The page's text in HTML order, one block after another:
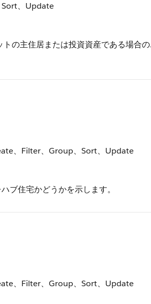
、Update
の主住居または投資資産である場合
、Filter、Group、Sort、Update
ブ住宅かどうかを示します。
、Filter、Group、Sort、Update